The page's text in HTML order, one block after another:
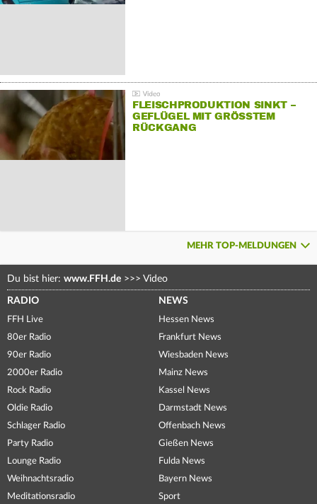
FLEISCHPRODUKTION SINKT –
GEFLÜGEL MIT GRÖSSTEM R
ÜCKGANG
MEHR TOP-MELDUNGEN
Du bist hier: www.FFH.de >>> Video
RADIO
FFH Live
80er Radio
90er Radio
2000er Radio
Rock Radio
Oldie Radio
Schlager Radio
Party Radio
Lounge Radio
Weihnachtsradio
Meditationsradio
NEWS
Hessen News
Frankfurt News
Wiesbaden News
Mainz News
Kassel News
Darmstadt News
Offenbach News
Gießen News
Fulda News
Bayern News
Sport